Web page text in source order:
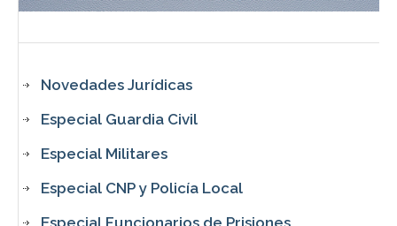
Novedades Jurídicas
Especial Guardia Civil
Especial Militares
Especial CNP y Policía Local
Especial Funcionarios de Prisiones